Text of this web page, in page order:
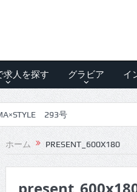
求人を探す グラビア イ
293号
292号
291号
290号
ホーム PRESENT_600X180